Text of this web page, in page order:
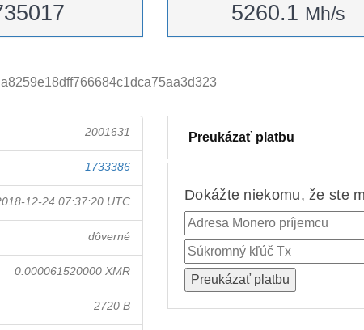
5260.1 Mh/s
2001631
1733386
12-24 07:37:20 UTC
dôverné
0.000061520000 XMR
2720 B
Preukázať platbu
Dokážte niekomu, že ste